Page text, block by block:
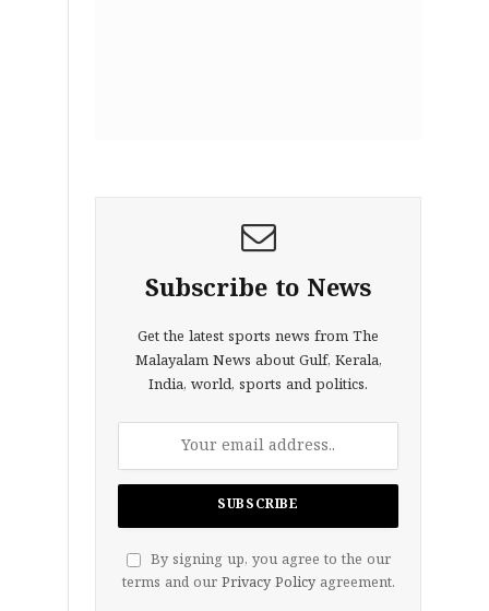
Subscribe to News
Get the latest sports news from The
Malayalam News about Gulf, Kerala,
India, world, sports and politics.
By signing up, you agree to the our
terms and our Privacy Policyagreement.